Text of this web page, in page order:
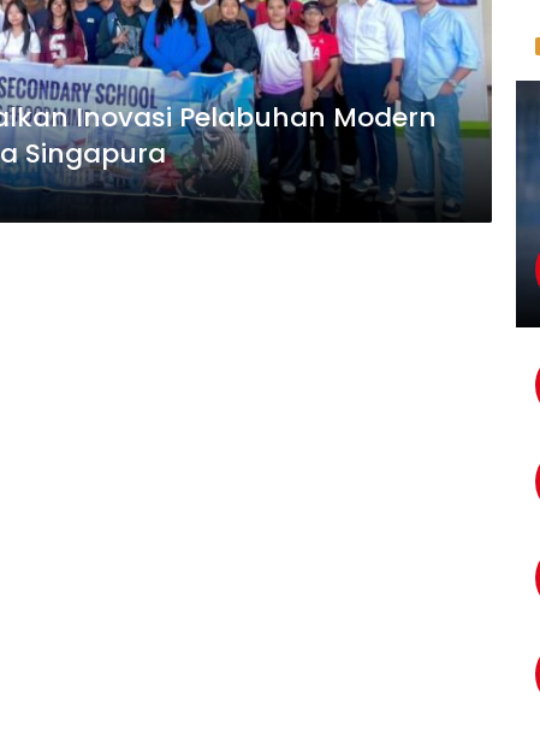
Inovasi Pelabuhan Modern
Singapura